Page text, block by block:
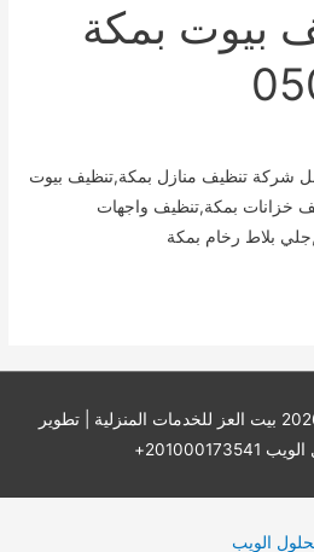
بيوت بمكة
شركة تنظيف منازل بمكة,تنظيف بيوت
خزانات بمكة,تنظيف واجهات
بلاط رخام بمكة
بيت العز للخدمات المنزلية | تطوير
الويب